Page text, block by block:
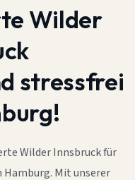
Wilder
stressfrei
Wilder Innsbruck für
Hamburg. Mit unserer